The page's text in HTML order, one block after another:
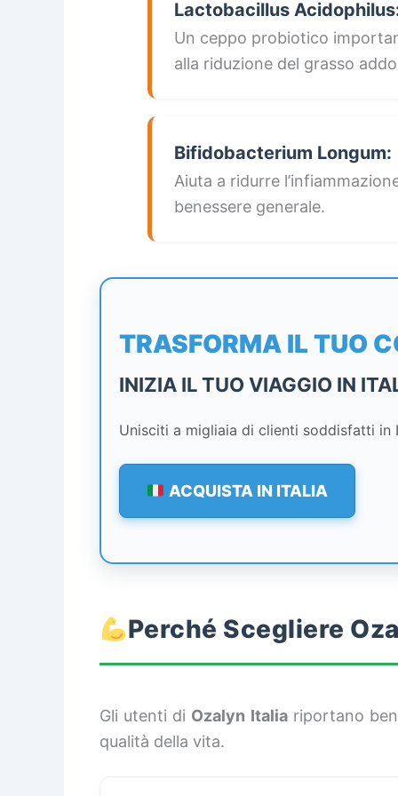
Lactobacillus
Un ceppo probiotico
alla riduzione del grasso
Bifidobacterium Longum:
Aiuta a ridurre
benessere generale.
TRASFORMA IL TUO
INIZIA IL TUO VIAGGIO IN
Unisciti a migliaia di clienti soddisfatti
ACQUISTA IN ITALIA
Perché Scegliere
Gli utenti di Ozalyn Italiariportano
qualità della vita.